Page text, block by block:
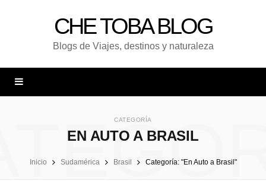
CHE TOBA BLOG
Blogs de Viajes, destinos y naturaleza
CATEGORÍA
EN AUTO A BRASIL
Inicio Sudamérica Brasil Categoría: "En Auto a Brasil"